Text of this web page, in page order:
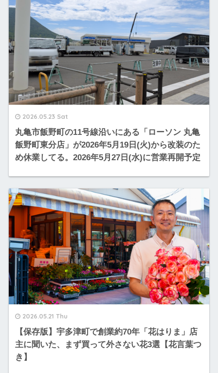
2026.05.23 Sat
丸亀市飯野町の11号線沿いにある「ローソン 丸亀
飯野町東分店」が2026年5月19日(火)から改装のた
め休業してる。2026年5月27日(水)に営業再開予定
2026.05.21 Thu
【保存版】宇多津町で創業約70年「花はりま」店
主に聞いた、まず買って外さない花3選【花言葉つ
き】